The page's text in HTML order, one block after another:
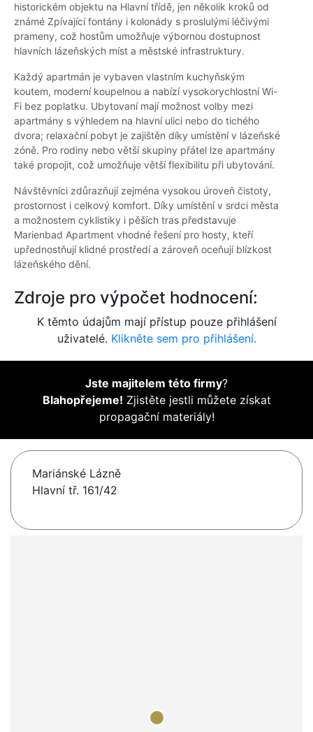
historickém objektu na Hlavní třídě, jen několik kroků od
známé Zpívající fontány i kolonády s proslulými léčivými
prameny, což hostům umožňuje výbornou dostupnost
hlavních lázeňských míst a městské infrastruktury.
Každý apartmán je vybaven vlastním kuchyňským
koutem, moderní koupelnou a nabízí vysokorychlostní Wi-
Fi bez poplatku. Ubytovaní mají možnost volby mezi
apartmány s výhledem na hlavní ulici nebo do tichého
dvora; relaxační pobyt je zajištěn díky umístění v lázeňské
zóně. Pro rodiny nebo větší skupiny přátel lze apartmány
také propojit, což umožňuje větší flexibilitu při ubytování.
Návštěvníci zdůrazňují zejména vysokou úroveň čistoty,
prostornost i celkový komfort. Díky umístění v srdci města
a možnostem cyklistiky i pěších tras představuje
Marienbad Apartment vhodné řešení pro hosty, kteří
upřednostňují klidné prostředí a zároveň oceňují blízkost
lázeňského dění.
Zdroje pro výpočet hodnocení:
K těmto údajům mají přístup pouze přihlášení
uživatelé. Klikněte sem pro přihlášení.
Jste majitelem této firmy?
Blahopřejeme! Zjistěte jestli můžete získat
propagační materiály!
Mariánské Lázně
Hlavní tř. 161/42